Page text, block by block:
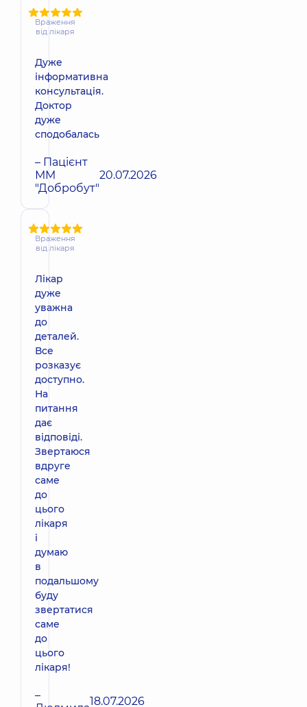
Враження
від лікаря
Дуже
інформативна
консультація.
Доктор
дуже
сподобалась
– Пацієнт
ММ
"Добробут"
20.07.2026
Враження
від лікаря
Лікар
дуже
уважна
до
деталей.
Все
розказує
доступно.
На
питання
дає
відповіді.
Звертаюся
вдруге
саме
до
цього
лікаря
і
думаю
в
подальшому
буду
звертатися
саме
до
цього
лікаря!
–
18.07.2026